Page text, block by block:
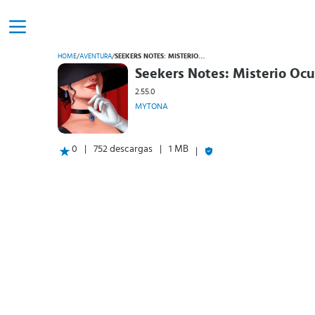
HOME/AVENTURA/ SEEKERS NOTES: MISTERIO OCULTO
Seekers Notes: Misterio
2.55.0
MYTONA
0 752 descargas 1 MB